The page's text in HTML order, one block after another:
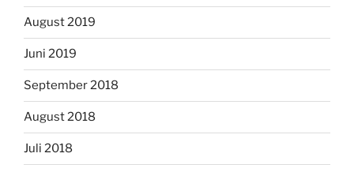
August 2019
Juni 2019
September 2018
August 2018
Juli 2018